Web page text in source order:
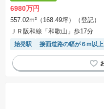
6980万円
557.02m²（168.49坪）（登記）
ＪＲ阪和線「和歌山」歩17分
始発駅 接面道路の幅が６m以上